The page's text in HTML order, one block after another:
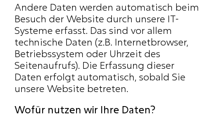
Andere Daten werden automatisch beim
Besuch der Website durch unsere IT-
Systeme erfasst. Das sind vor allem
technische Daten (z.B. Internetbrowser,
Betriebssystem oder Uhrzeit des
Seitenaufrufs). Die Erfassung dieser
Daten erfolgt automatisch, sobald Sie
unsere Website betreten.
Wofür nutzen wir Ihre Daten?